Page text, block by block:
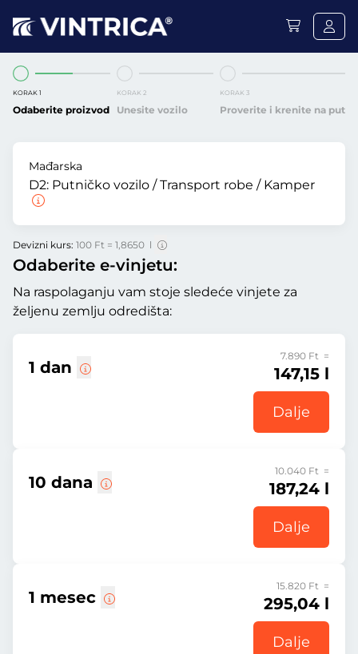
KORAK 1
Odaberite proizvod
KORAK 2
Unesite vozilo
KORAK 3
Proverite i krenite na put
Mađarska
D2: Putničko vozilo / Transport robe / Kamper
Devizni kurs: 100 Ft = 1,8650 l
Odaberite e-vinjetu:
Na raspolaganju vam stoje sledeće vinjete za
željenu zemlju odredišta:
1 dan
7.890 Ft =
147,15 l
Dalje
10 dana
10.040 Ft =
187,24 l
Dalje
1 mesec
15.820 Ft =
295,04 l
Dalje